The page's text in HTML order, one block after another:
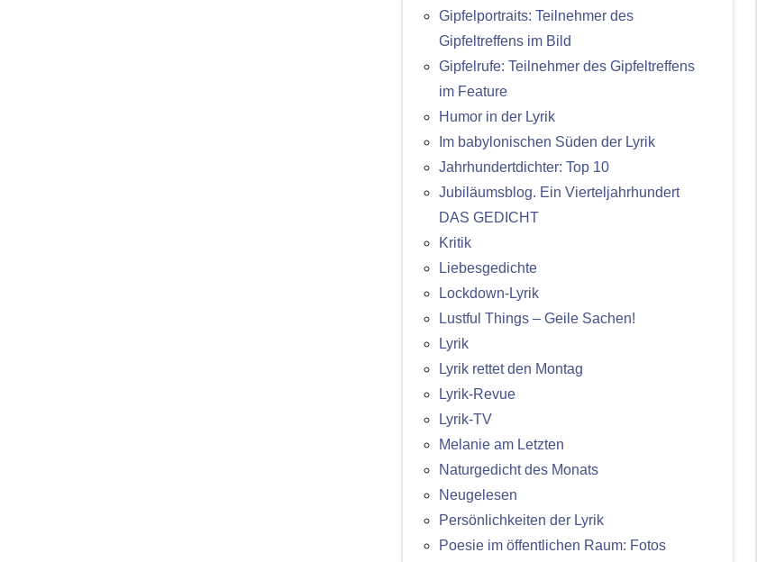
Gipfelportraits: Teilnehmer des
Gipfeltreffens im Bild
Gipfelrufe: Teilnehmer des Gipfeltreffens
im Feature
Humor in der Lyrik
Im babylonischen Süden der Lyrik
Jahrhundertdichter: Top 10
Jubiläumsblog. Ein Vierteljahrhundert
DAS GEDICHT
Kritik
Liebesgedichte
Lockdown-Lyrik
Lustful Things – Geile Sachen!
Lyrik
Lyrik rettet den Montag
Lyrik-Revue
Lyrik-TV
Melanie am Letzten
Naturgedicht des Monats
Neugelesen
Persönlichkeiten der Lyrik
Poesie im öffentlichen Raum: Fotos